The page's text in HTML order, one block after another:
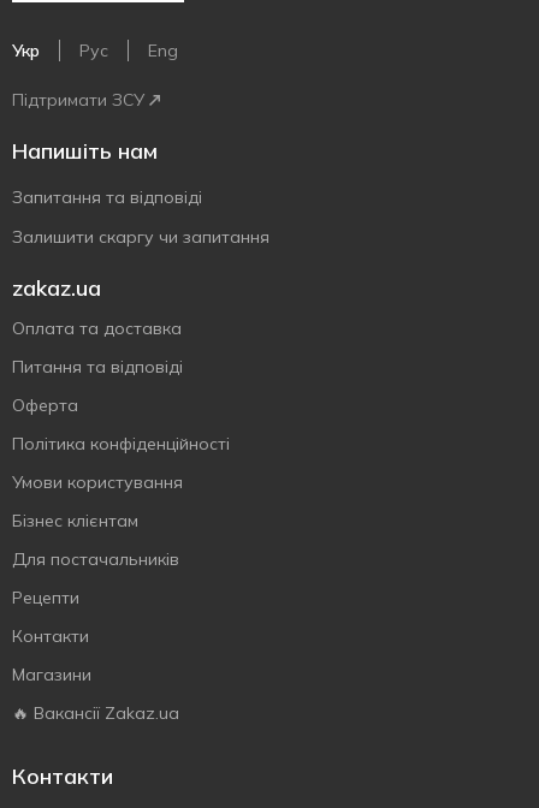
Укр Рус Eng
Підтримати ЗСУ
Напишіть нам
Запитання та відповіді
Залишити скаргу чи запитання
zakaz.ua
Оплата та доставка
Питання та відповіді
Оферта
Політика конфіденційності
Умови користування
Бізнес клієнтам
Для постачальників
Рецепти
Контакти
Магазини
🔥 Вакансії Zakaz.ua
Контакти